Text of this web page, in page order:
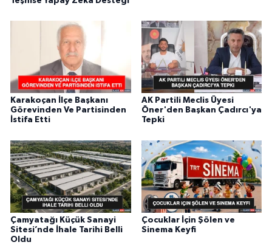
Karakoçan İlçe Başkanı
Görevinden Ve Partisinden
İstifa Etti
AK Partili Meclis Üyesi
Öner'den Başkan Çadırcı'ya
Tepki
Çamyatağı Küçük Sanayi
Sitesi’nde İhale Tarihi Belli
Oldu
Çocuklar İçin Şölen ve
Sinema Keyfi